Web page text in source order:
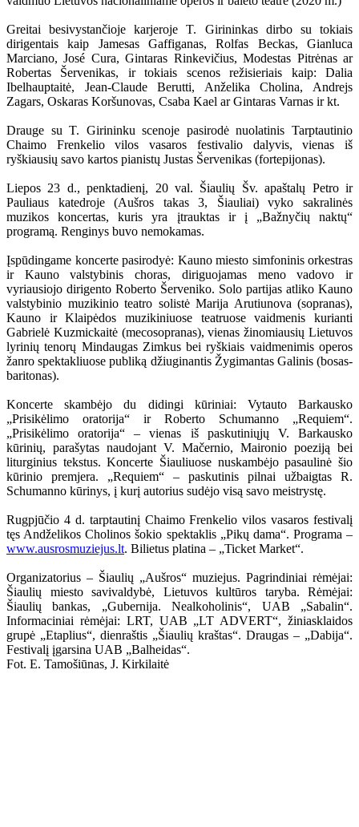
Greitai besivystančioje karjeroje T. Girininkas dirbo su tokiais
dirigentais kaip Jamesas Gaffiganas, Rolfas Beckas, Gianluca
Marciano, José Cura, Gintaras Rinkevičius, Modestas Pitrėnas ar
Robertas Šervenikas, ir tokiais scenos režisieriais kaip: Dalia
Ibelhauptaitė, Jean-Claude Berutti, Anželika Cholina, Andrejs
Zagars, Oskaras Koršunovas, Csaba Kael ar Gintaras Varnas ir kt.
Drauge su T. Girininku scenoje pasirodė nuolatinis Tarptautinio
Chaimo Frenkelio vilos vasaros festivalio dalyvis, vienas iš
ryškiausių savo kartos pianistų Justas Šervenikas (fortepijonas).
Liepos 23 d., penktadienį, 20 val. Šiaulių Šv. apaštalų Petro ir
Pauliaus katedroje (Aušros takas 3, Šiauliai) vyko sakralinės
muzikos koncertas, kuris yra įtrauktas ir į „Bažnyčių naktų“
programą. Renginys buvo nemokamas.
Įspūdingame koncerte pasirodyė: Kauno miesto simfoninis orkestras
ir Kauno valstybinis choras, diriguojamas meno vadovo ir
vyriausiojo dirigento Roberto Šerveniko. Solo partijas atliko Kauno
valstybinio muzikinio teatro solistė Marija Arutiunova (sopranas),
Kauno ir Klaipėdos muzikiniuose teatruose vaidmenis kurianti
Gabrielė Kuzmickaitė (mecosopranas), vienas žinomiausių Lietuvos
lyrinių tenorų Mindaugas Zimkus bei ryškiais vaidmenimis operos
žanro spektakliuose publiką džiuginantis Žygimantas Galinis (bosas-
baritonas).
Koncerte skambėjo du didingi kūriniai: Vytauto Barkausko
„Prisikėlimo oratorija“ ir Roberto Schumanno „Requiem“.
„Prisikėlimo oratorija“ – vienas iš paskutiniųjų V. Barkausko
kūrinių, parašytas naudojant V. Mačernio, Maironio poeziją bei
liturginius tekstus. Koncerte Šiauliuose nuskambėjo pasaulinė šio
kūrinio premjera. „Requiem“ – paskutinis pilnai užbaigtas R.
Schumanno kūrinys, į kurį autorius sudėjo visą savo meistrystę.
Rugpjūčio 4 d. tarptautinį Chaimo Frenkelio vilos vasaros festivalį
tęs Andželikos Cholinos šokio spektaklis „Pikų dama“. Programa –
www.ausrosmuziejus.lt. Bilietus platina – „Ticket Market“.
Organizatorius – Šiaulių „Aušros“ muziejus. Pagrindiniai rėmėjai:
Šiaulių miesto savivaldybė, Lietuvos kultūros taryba. Rėmėjai:
Šiaulių bankas, „Gubernija. Nealkoholinis“, UAB „Sabalin“.
Informaciniai rėmėjai: LRT, UAB „LT ADVERT“, žiniasklaidos
grupė „Etaplius“, dienraštis „Šiaulių kraštas“. Draugas – „Dabija“.
Festivalį įgarsina UAB „Balheidas“.
Fot. E. Tamošiūnas, J. Kirkilaitė